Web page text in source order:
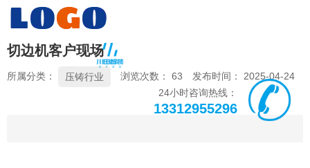
24小时咨询热线：
13312955296
切边机客户现场
所属分类： 压铸行业 浏览次数： 63 发布时间： 2025-04-24